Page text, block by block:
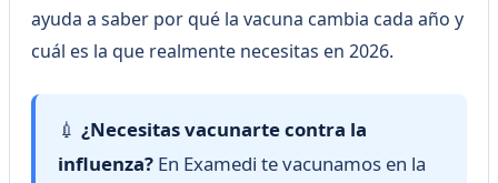
ayuda a saber por qué la vacuna cambia cada año y
cuál es la que realmente necesitas en 2026.
💉¿Necesitas vacunarte contra la
influenza? En Examedi te vacunamos en la